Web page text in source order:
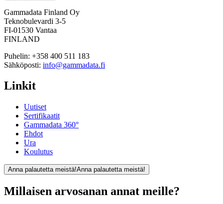
Gammadata Finland Oy
Teknobulevardi 3-5
FI-01530 Vantaa
FINLAND
Puhelin: +358 400 511 183
Sähköposti: info@gammadata.fi
Linkit
Uutiset
Sertifikaatit
Gammadata 360°
Ehdot
Ura
Koulutus
Anna palautetta meistä!Anna palautetta meistä!
Millaisen arvosanan annat meille?